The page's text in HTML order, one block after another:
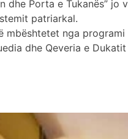
dhe Porta e Tukanës”
patriarkal.
nga programi
dhe Qeveria e